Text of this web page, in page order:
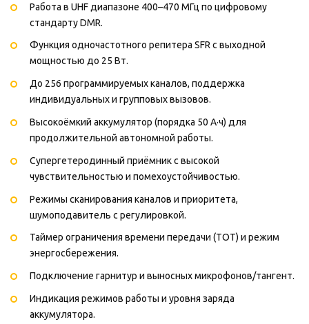
Работа в UHF диапазоне 400–470 МГц по цифровому
стандарту DMR.
Функция одночастотного репитера SFR с выходной
мощностью до 25 Вт.
До 256 программируемых каналов, поддержка
индивидуальных и групповых вызовов.
Высокоёмкий аккумулятор (порядка 50 А·ч) для
продолжительной автономной работы.
Супергетеродинный приёмник с высокой
чувствительностью и помехоустойчивостью.
Режимы сканирования каналов и приоритета,
шумоподавитель с регулировкой.
Таймер ограничения времени передачи (TOT) и режим
энергосбережения.
Подключение гарнитур и выносных микрофонов/тангент.
Индикация режимов работы и уровня заряда
аккумулятора.